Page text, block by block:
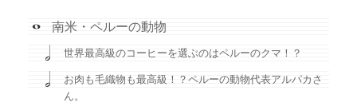
南米・ペルーの動物
世界最高級のコーヒーを選ぶのはペルーのクマ！？
お肉も毛織物も最高級！？ペルーの動物代表アルパカさ
ん。